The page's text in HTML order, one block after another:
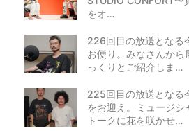
をオ…
226回目の放送となる
お便り。みなさんから
っくりとご紹介しま…
225回目の放送となる
をお迎え。ミュージシ
トークに花を咲かせ…